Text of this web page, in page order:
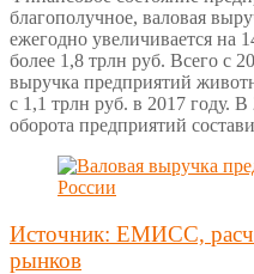
благополучное, валовая
ежегодно увеличивается на
более 1,8 трлн руб. Всего с
выручка предприятий
с 1,1 трлн руб. в 2017 году.
оборота предприятий
Источник: ЕМИСС,
рынков